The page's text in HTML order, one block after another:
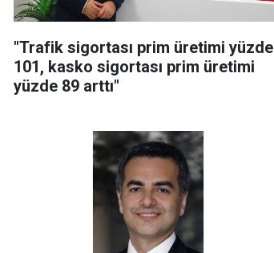
"Trafik sigortası prim üretimi yüzde
101, kasko sigortası prim üretimi
yüzde 89 arttı"